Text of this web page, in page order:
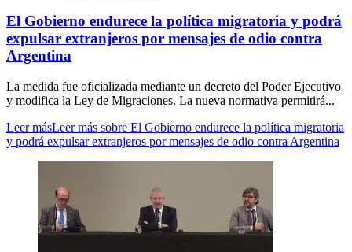
El Gobierno endurece la política migratoria y podrá
expulsar extranjeros por mensajes de odio contra
Argentina
La medida fue oficializada mediante un decreto del Poder Ejecutivo
y modifica la Ley de Migraciones. La nueva normativa permitirá...
Leer másLeer más sobre El Gobierno endurece la política migratoria
y podrá expulsar extranjeros por mensajes de odio contra Argentina